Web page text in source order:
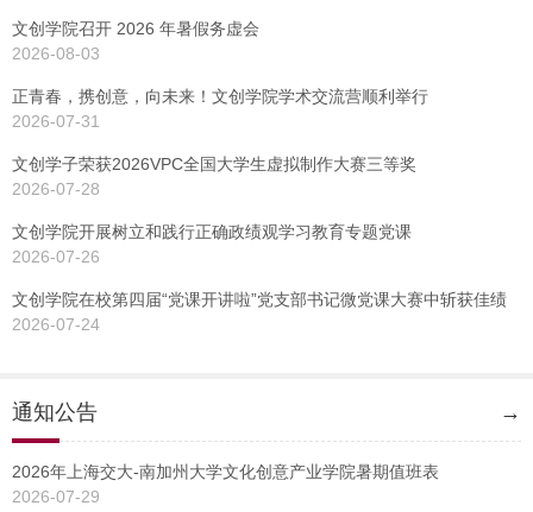
文创学院召开 2026 年暑假务虚会
2026-08-03
正青春，携创意，向未来！文创学院学术交流营顺利举行
2026-07-31
文创学子荣获2026VPC全国大学生虚拟制作大赛三等奖
2026-07-28
文创学院开展树立和践行正确政绩观学习教育专题党课
2026-07-26
文创学院在校第四届“党课开讲啦”党支部书记微党课大赛中斩获佳绩
2026-07-24
通知公告 →
2026年上海交大-南加州大学文化创意产业学院暑期值班表
2026-07-29